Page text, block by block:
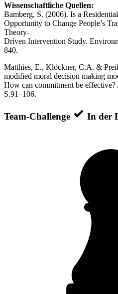
Wissenschaftliche Quellen:
Bamberg, S. (2006). Is a
Opportunity to Change People’s
Theory-
Driven Intervention Study.
840.
Matthies, E., Klöckner, C.A. &
modified moral decision making
How can commitment be
S.91–106.
Team-Challenge In der